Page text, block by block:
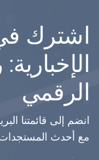
اشترك
الرقمي
انضم إلى قائمتنا
مع أحدث المستجدات